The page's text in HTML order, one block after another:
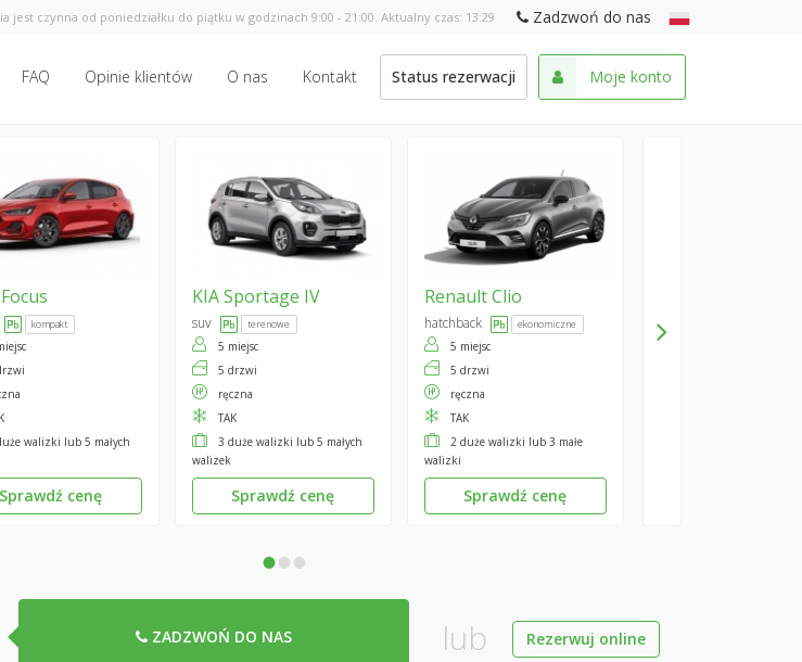
jest czynna od poniedziałku do piątku w godzinach 9:00 - 21:00. Aktualny czas: 13:29 Zadzwoń do nas
FAQ Opinie klientów O nas Kontakt Status rezerwacji Moje konto
Focus
kompakt
walizki lub 5 małych
Sprawdź cenę
KIASportage IV
suv terenowe
5 miejsc
5 drzwi
ręczna
TAK
3 duże walizki lub 5 małych
walizek
Sprawdź cenę
RenaultClio
hatchback ekonomiczne
5 miejsc
5 drzwi
ręczna
TAK
2 duże walizki lub 3 małe
walizki
Sprawdź cenę
•••
ZADZWOŃ DO NAS lub Rezerwuj online